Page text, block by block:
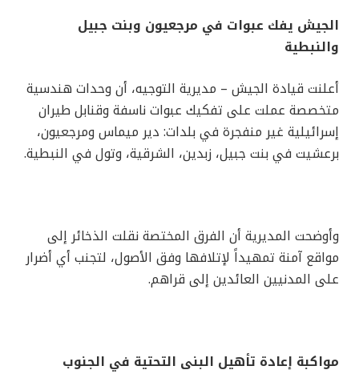
الجيش يفك عبوات في مرجعيون وبنت جبيل
والنبطية
أعلنت قيادة الجيش – مديرية التوجيه، أن وحدات هندسية
متخصصة عملت على تفكيك عبوات ناسفة وقنابل طيران
إسرائيلية غير منفجرة في بلدات: دير ميماس ومرجعيون،
برعشيت في بنت جبيل، زبدين، الشرقية، وتول في النبطية.
وأوضحت المديرية أن الفرق المختصة نقلت الذخائر إلى
مواقع آمنة تمهيداً لإتلافها وفق الأصول، لتجنب أي أضرار
على المدنيين العائدين إلى قراهم.
مواكبة إعادة تأهيل البنى التحتية في الجنوب